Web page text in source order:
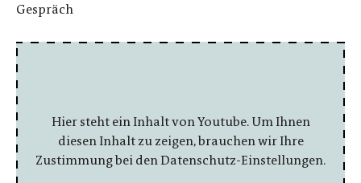
Gespräch
Hier steht ein Inhalt von Youtube. Um Ihnen
diesen Inhalt zu zeigen, brauchen wir Ihre
Zustimmung bei den Datenschutz-Einstellungen.